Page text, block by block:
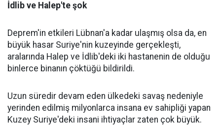
İdlib ve Halep'te şok
Deprem'in etkileri Lübnan'a kadar ulaşmış olsa da, en
büyük hasar Suriye'nin kuzeyinde gerçekleşti,
aralarında Halep ve İdlib'deki iki hastanenin de olduğu
binlerce binanın çöktüğü bildirildi.
Uzun süredir devam eden ülkedeki savaş nedeniyle
yerinden edilmiş milyonlarca insana ev sahipliği yapan
Kuzey Suriye'deki insani ihtiyaçlar zaten çok büyük.